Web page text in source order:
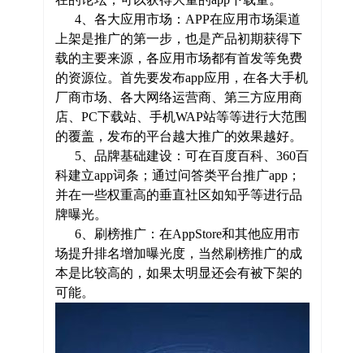
4、各大应用市场：APP在应用市场渠道
上架是推广的第一步，也是产品初期获得下
载的主要来源，各应用市场都有首发等免费
的资源位。首先要发布app应用，在各大手机
厂商市场、各大网络运营商、第三方应用商
店、PC下载站、手机WAP站等等进行大范围
的覆盖，发布的平台越大推广的效果越好。
5、品牌基础建设：可在百度百科、360百
科建立app词条；通过问答类平台推广app；
并在一些权重高的垂直社区如知乎等进行品
牌曝光。
6、刷榜推广：在AppStore和其他应用市
场提升排名增加曝光度，当然刷榜推广的成
本是比较高的，如果太明显还会有被下架的
可能。